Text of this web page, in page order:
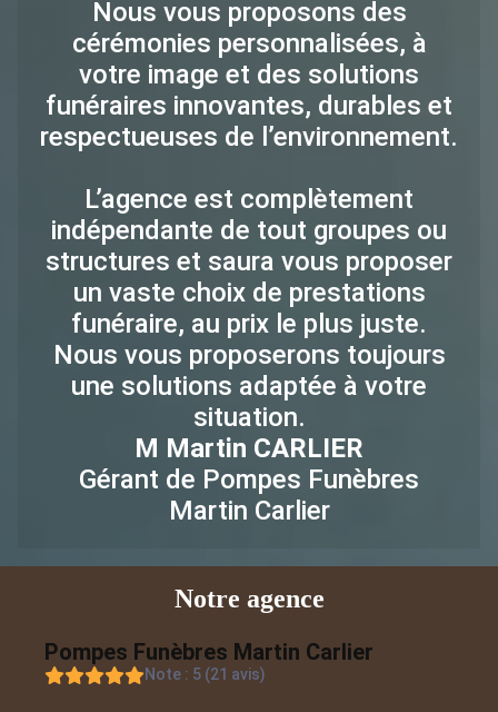
Nous vous proposons des
cérémonies personnalisées, à
votre image et des solutions
funéraires innovantes, durables et
respectueuses de l’environnement.
L’agence est complètement
indépendante de tout groupes ou
structures et saura vous proposer
un vaste choix de prestations
funéraire, au prix le plus juste.
Nous vous proposerons toujours
une solutions adaptée à votre
situation.
M Martin CARLIER
Gérant de Pompes Funèbres
Martin Carlier
Notre agence
Pompes Funèbres Martin Carlier
Note : 5 (21 avis)